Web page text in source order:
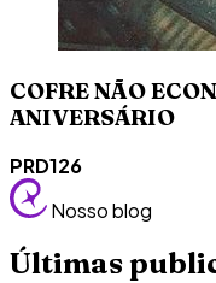
COFRE NÃO
ANIVERSÁRIO
PRD126
Nosso blog
Últimas